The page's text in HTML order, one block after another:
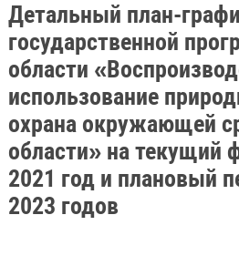
Детальный план-
государственной
области
использование
охрана окружающей
области» на текущий
2021 год и плановый
2023 годов